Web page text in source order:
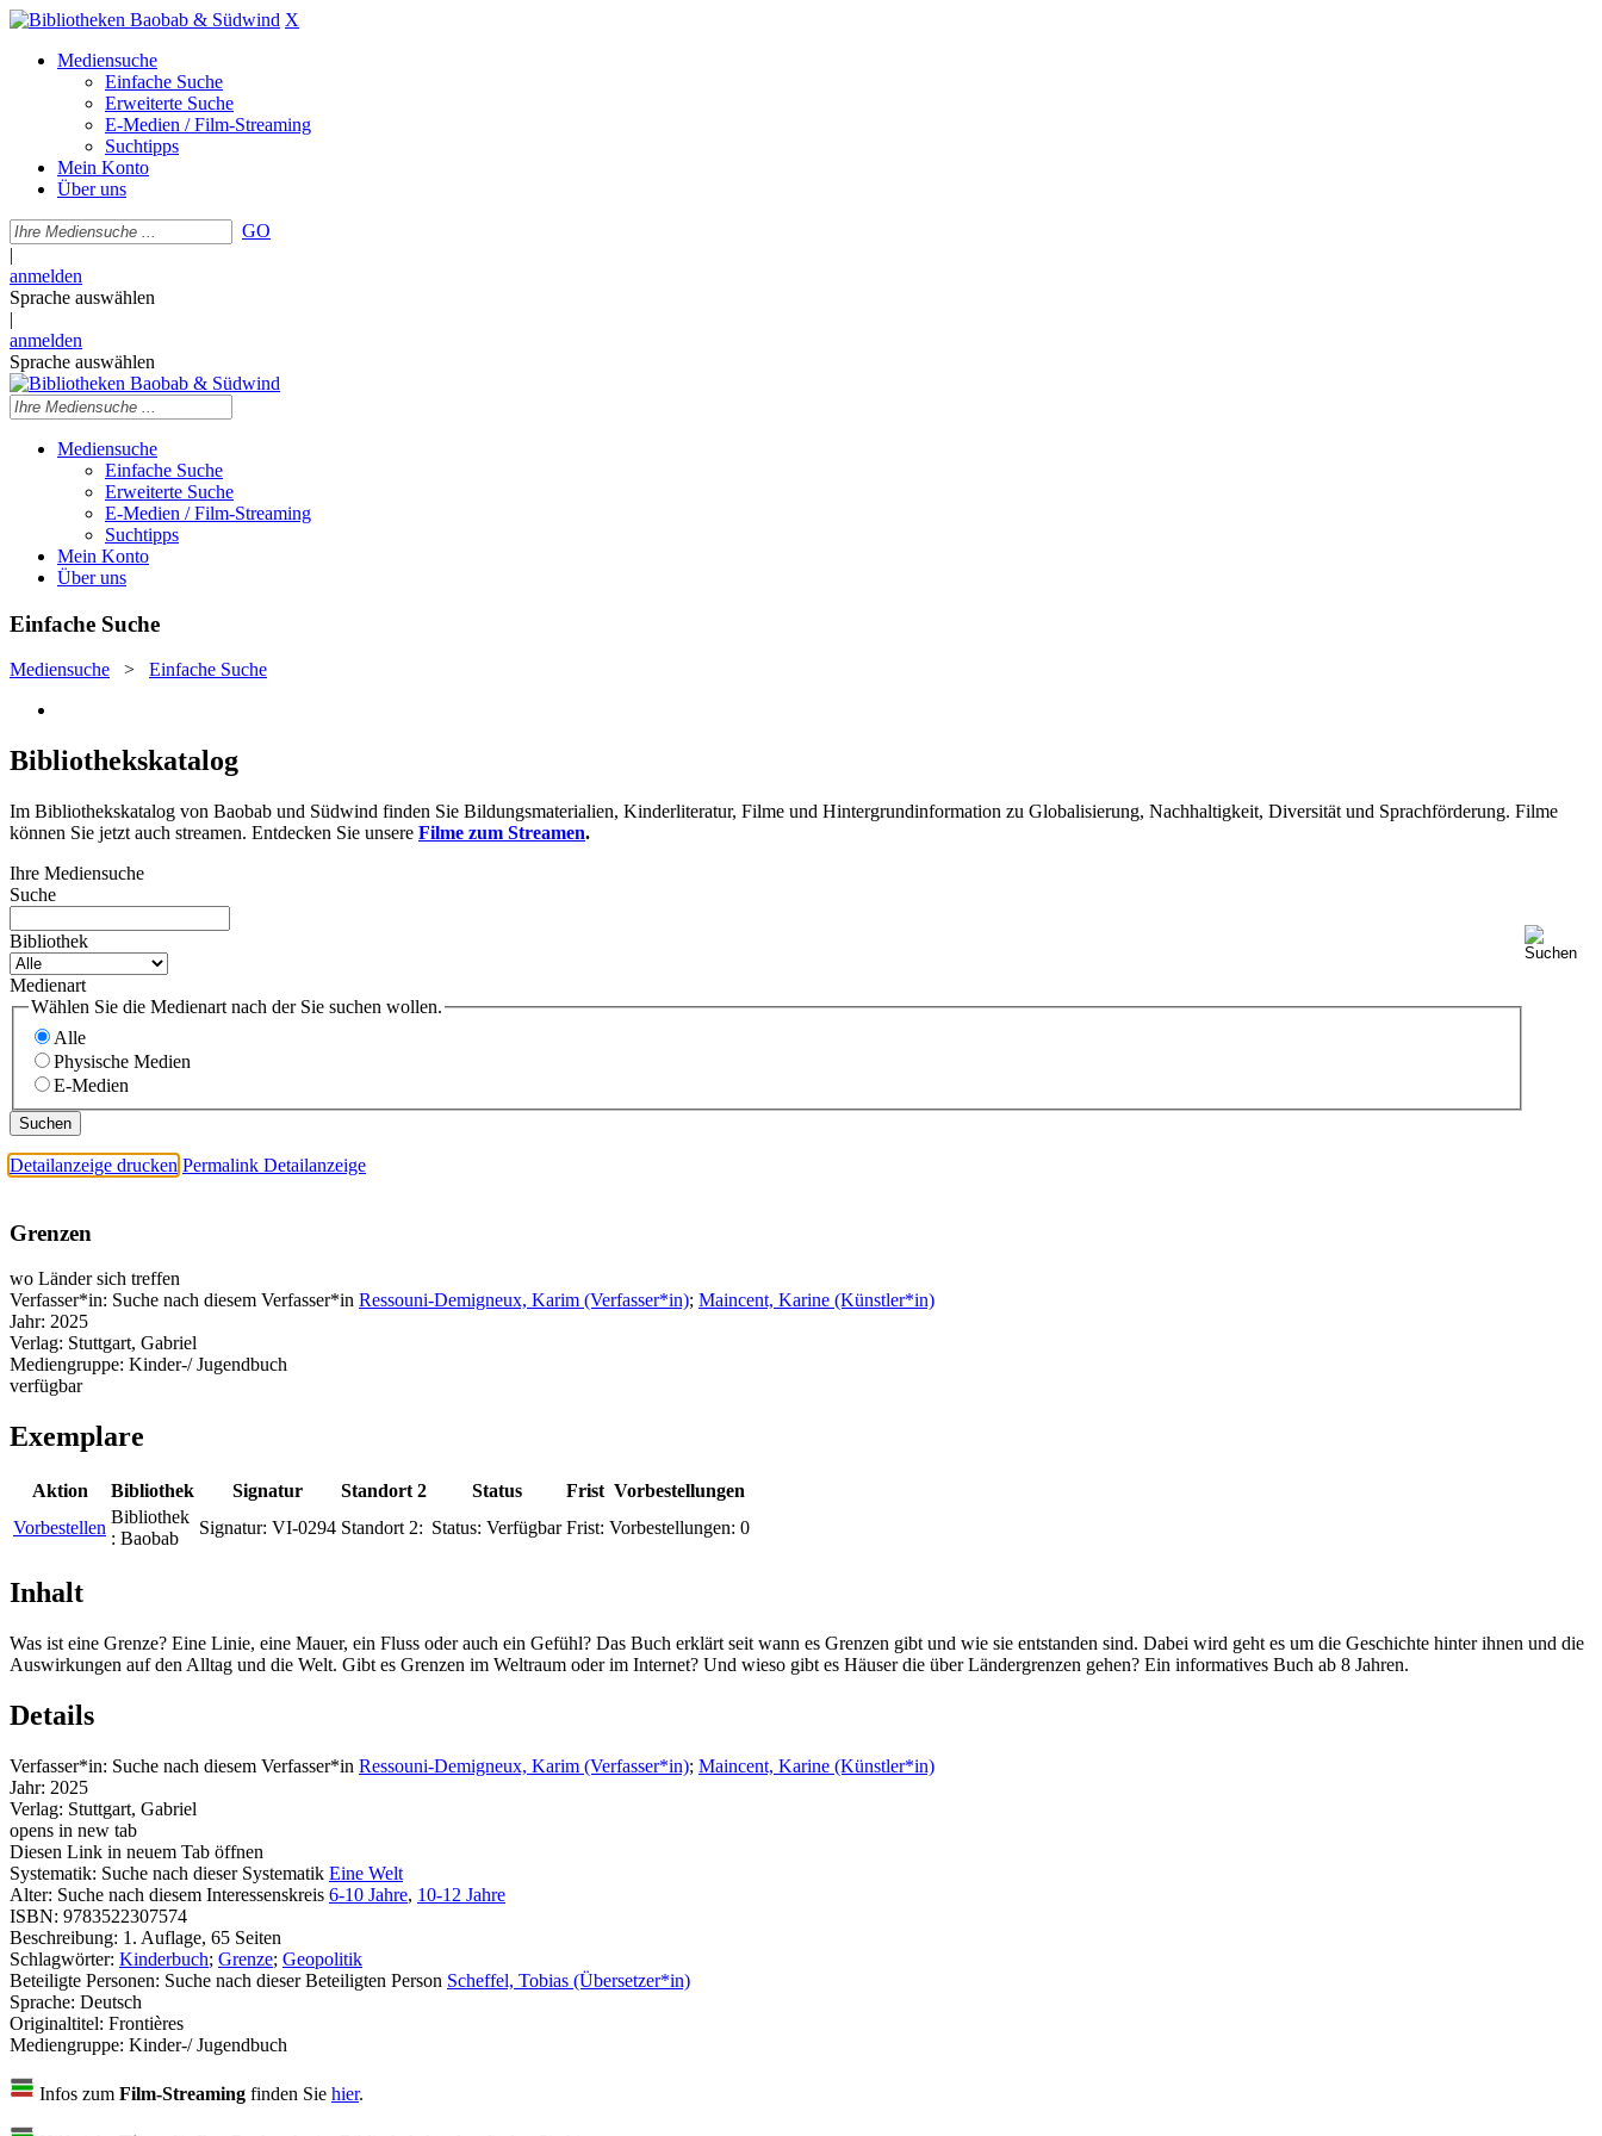
X
Mediensuche
Einfache Suche
Erweiterte Suche
E-Medien / Film-Streaming
Suchtipps
Mein Konto
Über uns
GO
|
anmelden
Sprache auswählen
|
anmelden
Sprache auswählen
Mediensuche
Einfache Suche
Erweiterte Suche
E-Medien / Film-Streaming
Suchtipps
Mein Konto
Über uns
Einfache Suche
Mediensuche > Einfache Suche
Bibliothekskatalog
Im Bibliothekskatalog von Baobab und Südwind finden Sie Bildungsmaterialien, Kinderliteratur, Filme und Hintergrundinformation zu Globalisierung, Nachhaltigkeit, Diversität und Sprachförderung. Filme
können Sie jetzt auch streamen. Entdecken Sie unsere Filme zum Streamen.
Ihre Mediensuche
Suche
Bibliothek
Medienart
Wählen Sie die Medienart nach der Sie suchen wollen.
Alle
Physische Medien
E-Medien
Detailanzeige drucken Permalink Detailanzeige
Grenzen
wo Länder sich treffen
Verfasser*in: Suche nach diesem Verfasser*in Ressouni-Demigneux, Karim (Verfasser*in); Maincent, Karine (Künstler*in)
Jahr: 2025
Verlag: Stuttgart, Gabriel
Mediengruppe: Kinder-/ Jugendbuch
verfügbar
Exemplare
Aktion Bibliothek Signatur Standort 2 Status Frist Vorbestellungen
Vorbestellen
Bibliothek
: Baobab
Signatur: VI-0294 Standort 2: Status: Verfügbar Frist: Vorbestellungen: 0
Inhalt
Was ist eine Grenze? Eine Linie, eine Mauer, ein Fluss oder auch ein Gefühl? Das Buch erklärt seit wann es Grenzen gibt und wie sie entstanden sind. Dabei wird geht es um die Geschichte hinter ihnen und die
Auswirkungen auf den Alltag und die Welt. Gibt es Grenzen im Weltraum oder im Internet? Und wieso gibt es Häuser die über Ländergrenzen gehen? Ein informatives Buch ab 8 Jahren.
Details
Verfasser*in: Suche nach diesem Verfasser*in Ressouni-Demigneux, Karim (Verfasser*in); Maincent, Karine (Künstler*in)
Jahr: 2025
Verlag: Stuttgart, Gabriel
opens in new tab
Diesen Link in neuem Tab öffnen
Systematik: Suche nach dieser Systematik Eine Welt
Alter: Suche nach diesem Interessenskreis 6-10 Jahre, 10-12 Jahre
ISBN: 9783522307574
Beschreibung: 1. Auflage, 65 Seiten
Schlagwörter: Kinderbuch; Grenze; Geopolitik
Beteiligte Personen: Suche nach dieser Beteiligten Person Scheffel, Tobias (Übersetzer*in)
Sprache: Deutsch
Originaltitel: Frontières
Mediengruppe: Kinder-/ Jugendbuch
Infos zum Film-Streaming finden Sie hier.